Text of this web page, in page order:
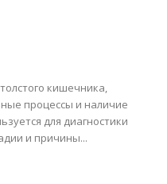
кишечника,
процессы и наличие
для диагностики
и причины...